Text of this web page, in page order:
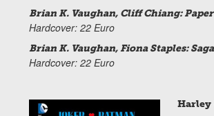
Brian K. Vaughan, Cliff Chiang:
Hardcover: 22 Euro
Brian K. Vaughan, Fiona Staples:
Hardcover: 22 Euro
Harley